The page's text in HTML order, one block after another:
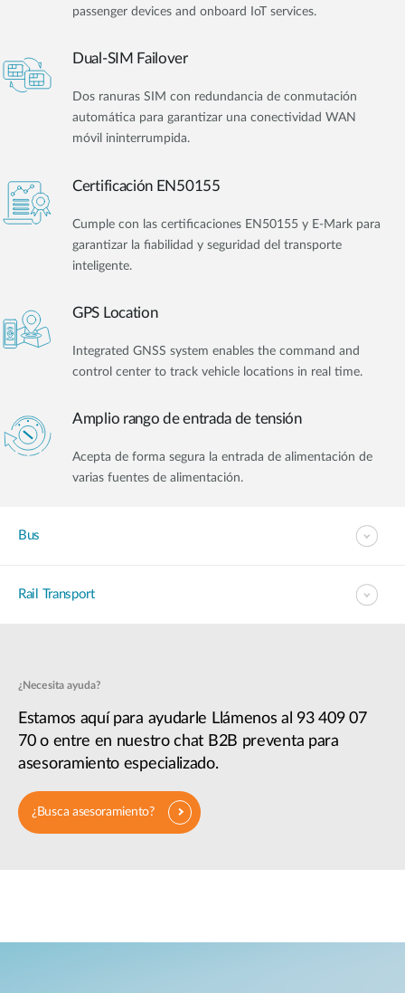
passenger devices and onboard IoT services.
Dual-SIM Failover
Dos ranuras SIM con redundancia de conmutación
automática para garantizar una conectividad WAN
móvil ininterrumpida.
Certificación EN50155
Cumple con las certificaciones EN50155 y E-Mark para
garantizar la fiabilidad y seguridad del transporte
inteligente.
GPS Location
Integrated GNSS system enables the command and
control center to track vehicle locations in real time.
Amplio rango de entrada de tensión
Acepta de forma segura la entrada de alimentación de
varias fuentes de alimentación.
Bus
Rail Transport
¿Necesita ayuda?
Estamos aquí para ayudarle Llámenos al 93 409 07
70 o entre en nuestro chat B2B preventa para
asesoramiento especializado.
¿Busca asesoramiento?